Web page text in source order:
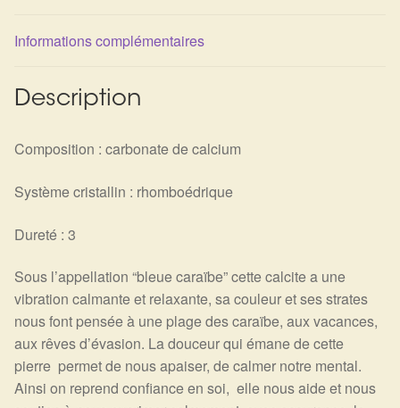
Panier
Informations complémentaires
Description
Composition : carbonate de calcium
Système cristallin : rhomboédrique
Dureté : 3
Sous l’appellation “bleue caraïbe” cette calcite a une
vibration calmante et relaxante, sa couleur et ses strates
nous font pensée à une plage des caraïbe, aux vacances,
aux rêves d’évasion. La douceur qui émane de cette
pierre permet de nous apaiser, de calmer notre mental.
Ainsi on reprend confiance en soi, elle nous aide et nous